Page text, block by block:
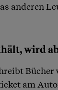
anderen
wird
Bücher
am